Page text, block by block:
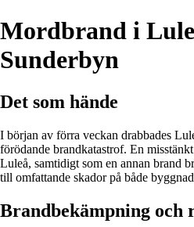
Mordbrand i
Sunderbyn
Det som hände
I början av förra veckan drabbades
förödande brandkatastrof. En
Luleå, samtidigt som en annan brand
till omfattande skador på både
Brandbekämpning och